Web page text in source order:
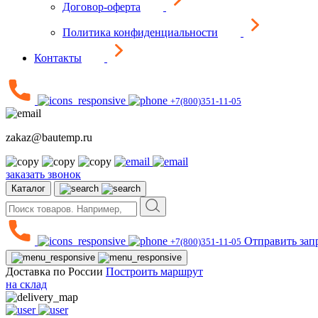
Договор-оферта
Политика конфиденциальности
Контакты
+7(800)351-11-05
zakaz@bautemp.ru
заказать звонок
Каталог
+7(800)351-11-05 Отправить
Доставка по России Построить маршрут
на склад